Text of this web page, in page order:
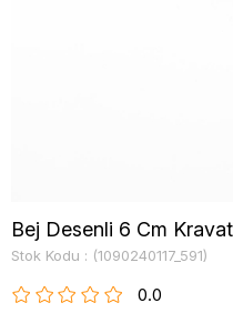
Bej Desenli 6 Cm
Stok Kodu (1090240117_591)
0.0